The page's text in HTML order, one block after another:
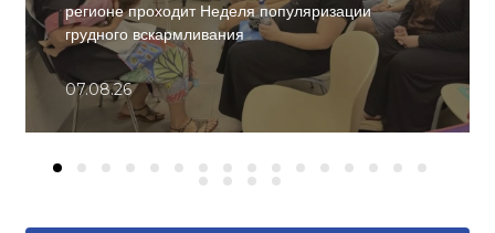
регионе проходит Неделя популяризации
грудного вскармливания
07.08.26